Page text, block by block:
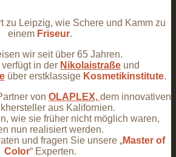
zu Leipzig, wie Schere und Kamm zu
einem Friseur.
wir seit über 65 Jahren.
verfügt in der Nikolaistraße und
über erstklassige Kosmetikinstitute.
von OLAPLEX, dem innovativen
aus Kalifornien.
wie sie früher nicht möglich waren,
nun realisiert werden.
und fragen Sie unsere „Master of
Color“ Experten.